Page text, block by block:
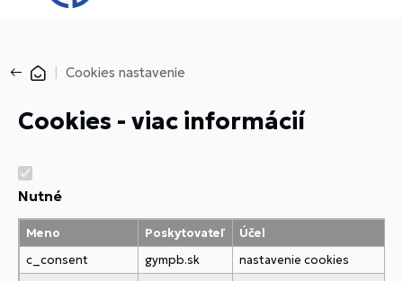
Cookies nastavenie
Cookies - viac informácií
Nutné
Meno Poskytovateľ
Účel
c_consent
gympb.sk
nastavenie cookies